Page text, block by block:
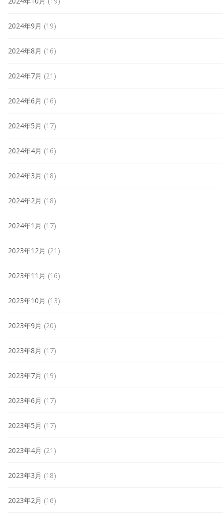
2024年9月 (19)
2024年8月 (16)
2024年7月 (21)
2024年6月 (16)
2024年5月 (17)
2024年4月 (16)
2024年3月 (18)
2024年2月 (18)
2024年1月 (17)
2023年12月 (21)
2023年11月 (16)
2023年10月 (13)
2023年9月 (20)
2023年8月 (17)
2023年7月 (19)
2023年6月 (17)
2023年5月 (17)
2023年4月 (21)
2023年3月 (18)
2023年2月 (16)